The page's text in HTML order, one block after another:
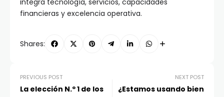
integra tecnología, servicios, capacidades
financieras y excelencia operativa.
Shares:
PREVIOUS POST
La elección N.º 1 de los
NEXT POST
¿Estamos usando bien